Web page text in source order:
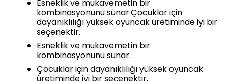
Esneklik ve mukavemetin bir
kombinasyonunu sunar.Çocuklar için
dayanıklılığı yüksek oyuncak üretiminde iyi bir
seçenektir.
Esneklik ve mukavemetin bir
kombinasyonunu sunar.
Çocuklar için dayanıklılığı yüksek oyuncak